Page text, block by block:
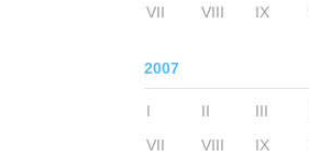
VII
VIII IX
2007
I II III
VII
VIII IX